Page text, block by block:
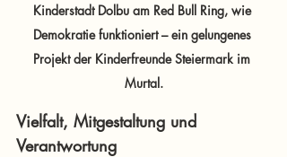
Kinderstadt Dolbu am Red Bull Ring, wie
Demokratie funktioniert – ein gelungenes
Projekt der Kinderfreunde Steiermark im
Murtal.
Vielfalt, Mitgestaltung und
Verantwortung